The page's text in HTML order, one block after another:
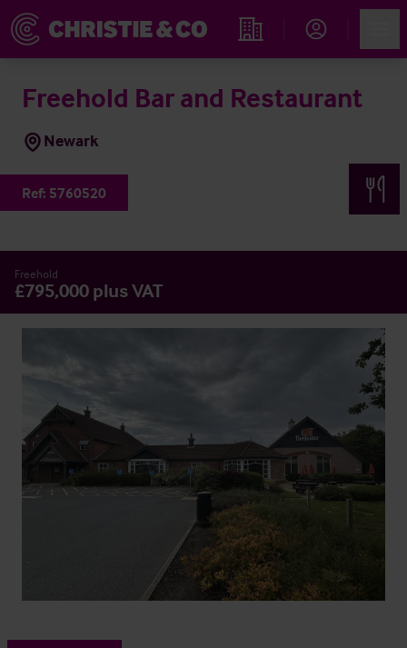
Propiedades
Freehold Bar and Restaurant
Newark
Ref: 5760520
Freehold
£795,000 plus VAT